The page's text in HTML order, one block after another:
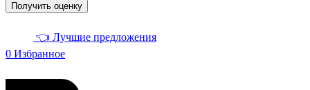
Получить оценку
👈 Лучшие предложения
0 Избранное